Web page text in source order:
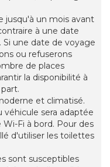
jusqu'à un mois avant
à une date
une date de voyage
ou refuserons
de places
la disponibilité à
et climatisé.
véhicule sera adaptée
Wi-Fi à bord. Pour des
d'utiliser les toilettes
sont susceptibles